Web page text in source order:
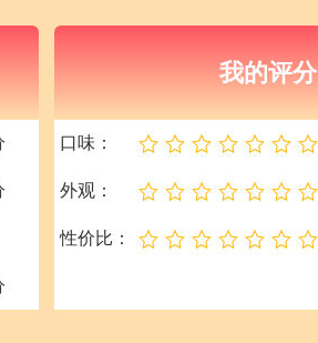
我的评分
口味：
外观：
性价比：